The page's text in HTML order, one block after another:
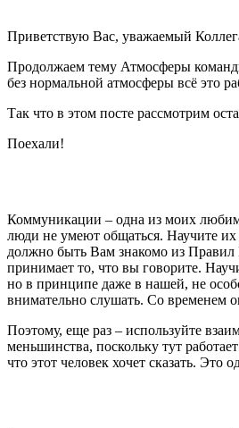
Приветствую Вас, уважаемый
Продолжаем тему Атмосферы
без нормальной атмосферы всё это
Так что в этом посте рассмотрим
Поехали!
Коммуникации – одна из моих
люди не умеют общаться. Научите их
должно быть Вам знакомо из Правил
принимает то, что вы говорите.
но в принципе даже в нашей, не
внимательно слушать. Со временем
Поэтому, еще раз – используйте
меньшинства, поскольку тут
что этот человек хочет сказать.